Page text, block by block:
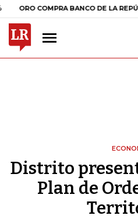
COMPRA BANCO DE LA REPÚBLICA
Distrito
Plan de